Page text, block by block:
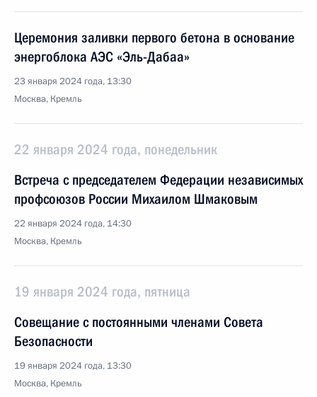
Церемония заливки первого бетона в основание
энергоблока АЭС «Эль-Дабаа»
23 января 2024 года, 13:30
Москва, Кремль
22 января 2024 года, понедельник
Встреча с председателем Федерации независимых
профсоюзов России Михаилом Шмаковым
22 января 2024 года, 14:30
Москва, Кремль
19 января 2024 года, пятница
Совещание с постоянными членами Совета
Безопасности
19 января 2024 года, 13:30
Москва, Кремль